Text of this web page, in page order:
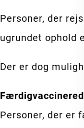
Personer, der
ugrundet ophold
Der er dog
Personer, der er